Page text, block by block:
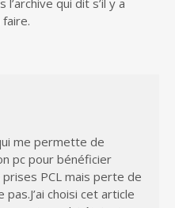
qui dit s’il y a
me permette de
pc pour bénéficier
prises PCL mais perte de
choisi cet article